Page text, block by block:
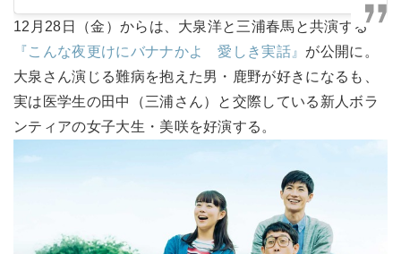
12月28日（金）からは、大泉洋と三浦春馬と共演する
『こんな夜更けにバナナかよ 愛しき実話』 が公開に。
大泉さん演じる難病を抱えた男・鹿野が好きになるも、
実は医学生の田中（三浦さん）と交際している新人ボラ
ンティアの女子大生・美咲を好演する。